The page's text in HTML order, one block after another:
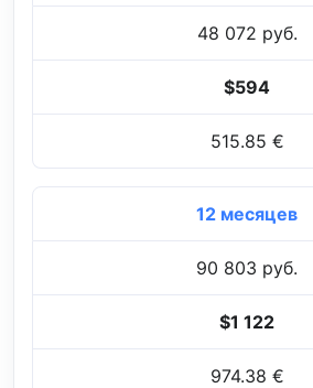
48 072 руб.
$594
515.85 €
12 месяцев
90 803 руб.
$1 122
974.38 €